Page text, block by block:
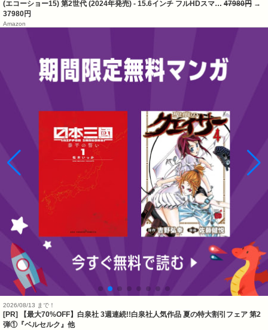
(エコーショー15) 第2世代 (2024年発売) - 15.6インチ フルHDスマ… 47980円 →
37980円
Amazon
2026/08/13 まで！
[PR]
【最大70%OFF】白泉社 3週連続!!白泉社人気作品 夏の特大割引フェア 第2
弾①『ベルセルク』他